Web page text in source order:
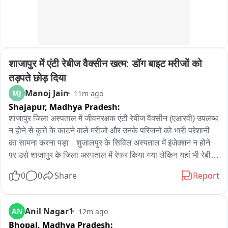
शाजापुर में एंटी रेबीज वैक्सीन खत्म: डॉग बाइट मरीजों को
तड़पते छोड़ दिया
MJ Manoj Jain 11m ago
Shajapur, Madhya Pradesh:
शाजापुर जिला अस्पताल में जीवनरक्षक एंटी रेबीज वैक्सीन (एआरवी) उपलब्ध
न होने से कुत्ते के काटने वाले मरीजों और उनके परिजनों को भारी परेशानी
का सामना करना पड़ा। शुजालपुर के सिविल अस्पताल में इंजेक्शन न होने
पर उसे शाजापुर के जिला अस्पताल में रेफर किया गया लेकिन यहां भी रेबीज
बाद लगाया जाने वाला यह टीका रेबीज जैसी जानलेवा बीमारी से बचाने का
स्टॉक खत्म होने से मरीजों को बिना टीका लगाए वापस लौटना पड़ा। इससे
स्वास्थ्य विभाग की तैयारियों और दवा प्रबंधन पर गंभीर सवाल खड़े हो गए
0 0 Share Report
AN Anil Nagar1 12m ago
Bhopal, Madhya Pradesh: